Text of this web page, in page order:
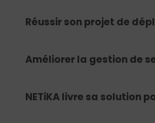
Réussir son projet de
Améliorer la gestion de
NETiKA livre sa solution